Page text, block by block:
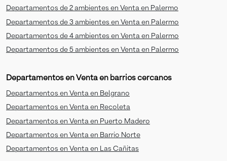
Departamentos de 2 ambientes en Venta en Palermo
Departamentos de 3 ambientes en Venta en Palermo
Departamentos de 4 ambientes en Venta en Palermo
Departamentos de 5 ambientes en Venta en Palermo
Departamentos en Venta en barrios cercanos
Departamentos en Venta en Belgrano
Departamentos en Venta en Recoleta
Departamentos en Venta en Puerto Madero
Departamentos en Venta en Barrio Norte
Departamentos en Venta en Las Cañitas